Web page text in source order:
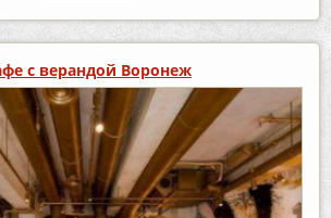
с верандой Воронеж